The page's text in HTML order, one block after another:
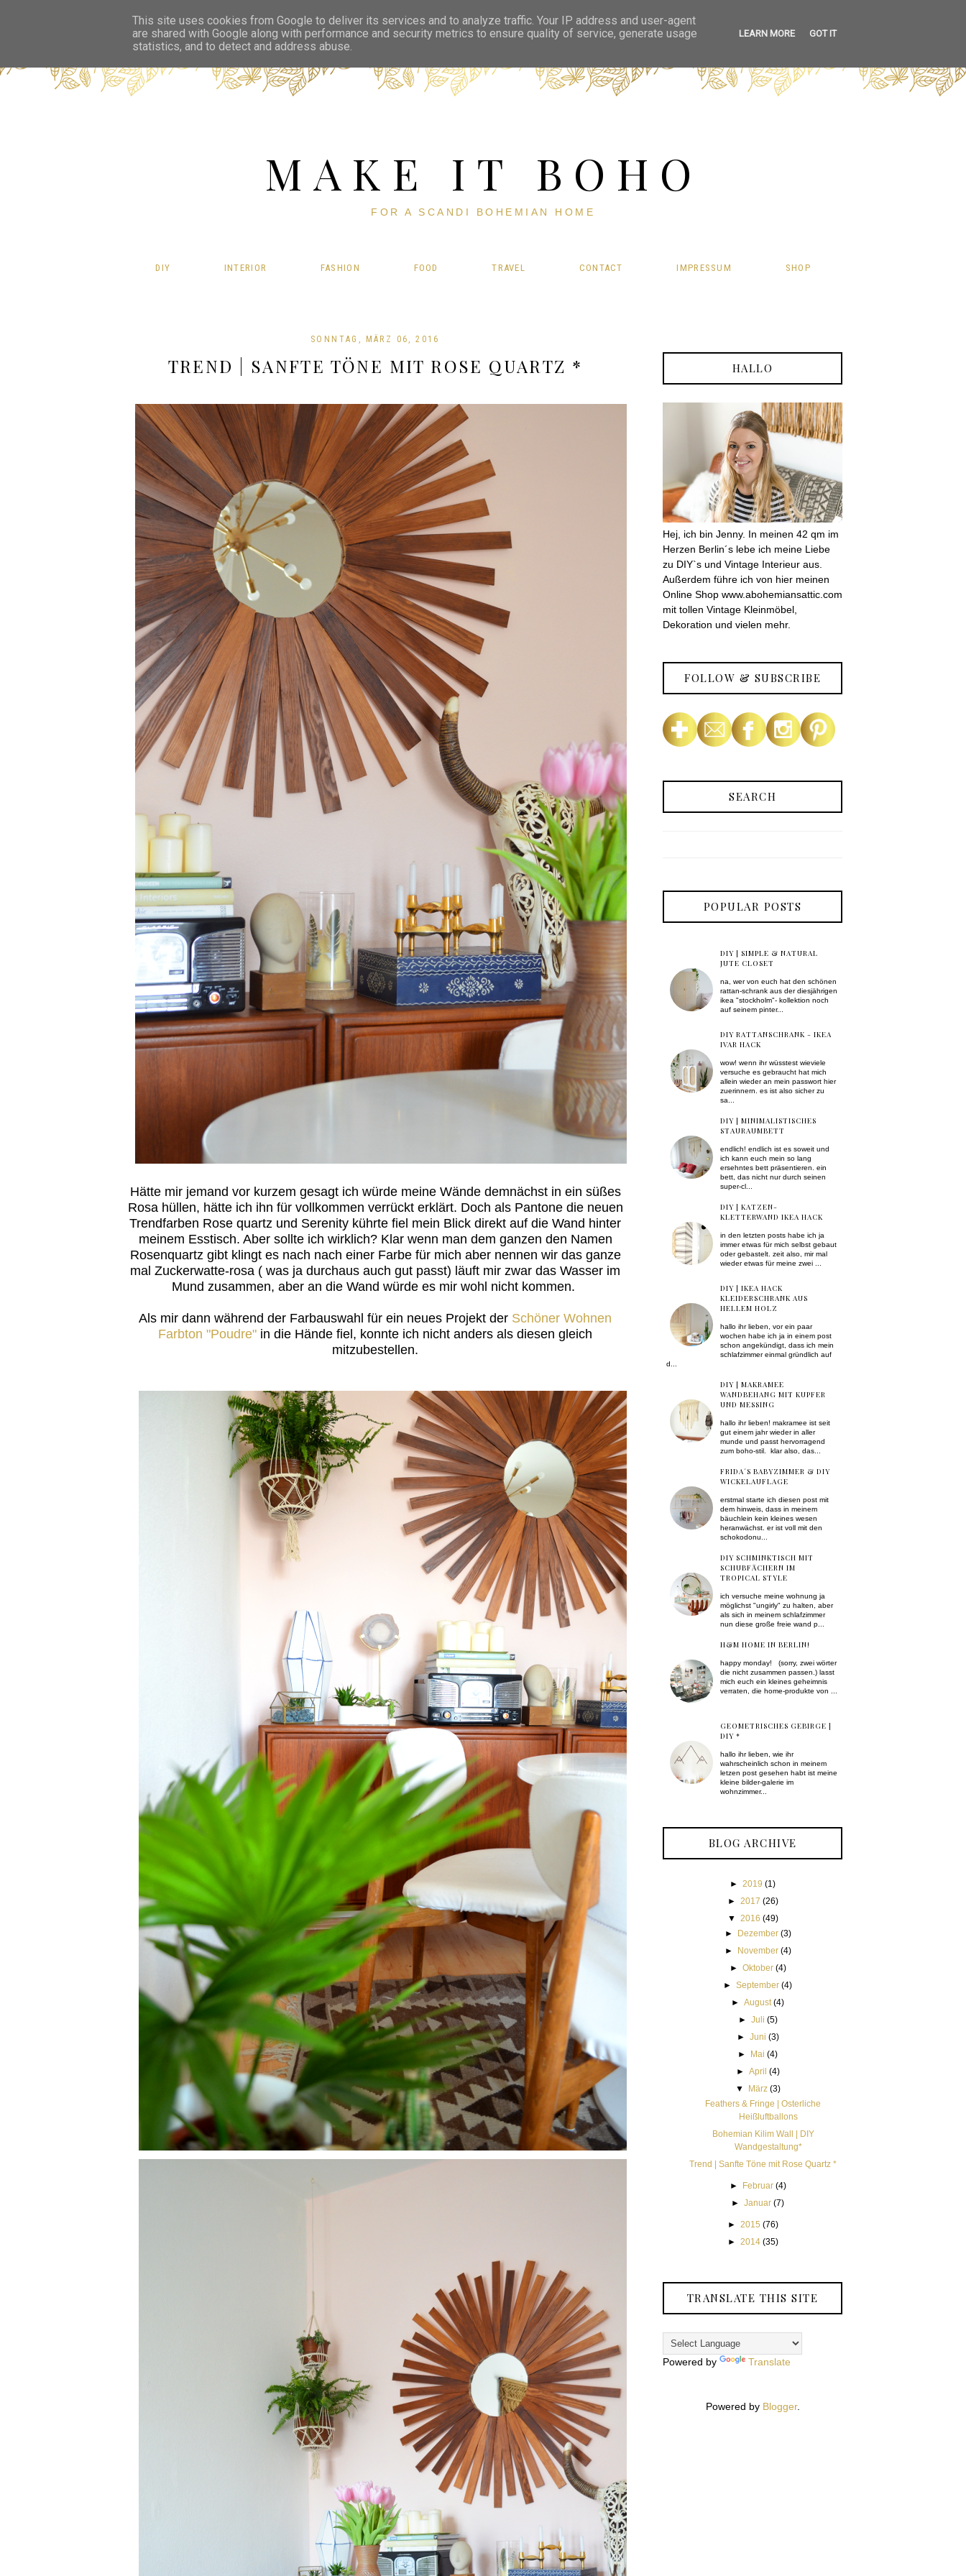
MAKE IT BOHO
FOR A SCANDI BOHEMIAN HOME
DIY INTERIOR FASHION FOOD TRAVEL CONTACT IMPRESSUM SHOP
SONNTAG, MÄRZ 06, 2016
TREND | SANFTE TÖNE MIT ROSE QUARTZ *
Hätte mir jemand vor kurzem gesagt ich würde meine Wände demnächst in ein süßes
Rosa hüllen, hätte ich ihn für vollkommen verrückt erklärt. Doch als Pantone die neuen
Trendfarben Rose quartz und Serenity kührte fiel mein Blick direkt auf die Wand hinter
meinem Esstisch. Aber sollte ich wirklich? Klar wenn man dem ganzen den Namen
Rosenquartz gibt klingt es nach nach einer Farbe für mich aber nennen wir das ganze
mal Zuckerwatte-rosa ( was ja durchaus auch gut passt) läuft mir zwar das Wasser im
Mund zusammen, aber an die Wand würde es mir wohl nicht kommen.
Als mir dann während der Farbauswahl für ein neues Projekt der Schöner Wohnen
Farbton "Poudre" in die Hände fiel, konnte ich nicht anders als diesen gleich
mitzubestellen.
HALLO
Hej, ich bin Jenny. In meinen 42 qm im
Herzen Berlin´s lebe ich meine Liebe
zu DIY`s und Vintage Interieur aus.
Außerdem führe ich von hier meinen
Online Shop www.abohemiansattic.com
mit tollen Vintage Kleinmöbel,
Dekoration und vielen mehr.
FOLLOW & SUBSCRIBE
SEARCH
POPULAR POSTS
DIY | SIMPLE & NATURAL
JUTE CLOSET
na, wer von euch hat den schönen
rattan-schrank aus der diesjährigen
ikea "stockholm"- kollektion noch
auf seinem pinter...
DIY RATTANSCHRANK - IKEA
IVAR HACK
wow! wenn ihr wüsstest wieviele
versuche es gebraucht hat mich
allein wieder an mein passwort hier
zuerinnern. es ist also sicher zu
sa...
DIY | MINIMALISTISCHES
STAURAUMBETT
endlich! endlich ist es soweit und
ich kann euch mein so lang
ersehntes bett präsentieren. ein
bett, das nicht nur durch seinen
super-cl...
DIY | KATZEN-
KLETTERWAND IKEA HACK
in den letzten posts habe ich ja
immer etwas für mich selbst gebaut
oder gebastelt. zeit also, mir mal
wieder etwas für meine zwei ...
DIY | IKEA HACK
KLEIDERSCHRANK AUS
HELLEM HOLZ
hallo ihr lieben, vor ein paar
wochen habe ich ja in einem post
schon angekündigt, dass ich mein
schlafzimmer einmal gründlich auf
d...
DIY | MAKRAMEE
WANDBEHANG MIT KUPFER
UND MESSING
hallo ihr lieben! makramee ist seit
gut einem jahr wieder in aller
munde und passt hervorragend
zum boho-stil. klar also, das...
FRIDA´S BABYZIMMER & DIY
WICKELAUFLAGE
erstmal starte ich diesen post mit
dem hinweis, dass in meinem
bäuchlein kein kleines wesen
heranwächst. er ist voll mit den
schokodonu...
DIY SCHMINKTISCH MIT
SCHUBFÄCHERN IM
TROPICAL STYLE
ich versuche meine wohnung ja
möglichst "ungirly" zu halten, aber
als sich in meinem schlafzimmer
nun diese große freie wand p...
H&M HOME IN BERLIN!
happy monday! (sorry, zwei wörter
die nicht zusammen passen.) lasst
mich euch ein kleines geheimnis
verraten, die home-produkte von ...
GEOMETRISCHES GEBIRGE |
DIY *
hallo ihr lieben, wie ihr
wahrscheinlich schon in meinem
letzen post gesehen habt ist meine
kleine bilder-galerie im
wohnzimmer...
BLOG ARCHIVE
► 2019 (1)
► 2017 (26)
▼ 2016 (49)
►
Dezember (3)
►
November (4)
► Oktober (4)
►September (4)
►August (4)
► Juli (5)
► Juni (3)
►
Mai (4)
► April (4)
▼
März (3)
Feathers & Fringe | Osterliche
Heißluftballons
Bohemian Kilim Wall | DIY
Wandgestaltung*
Trend | Sanfte Töne mit Rose Quartz *
► Februar (4)
►Januar (7)
► 2015 (76)
► 2014 (35)
TRANSLATE THIS SITE
Powered by Translate
Powered by Blogger.
This site uses cookies from Google to deliver its services and to analyze traffic. Your IP address and user-agent
are shared with Google along with performance and security metrics to ensure quality of service, generate usage
statistics, and to detect and address abuse.
LEARN MORE GOT IT